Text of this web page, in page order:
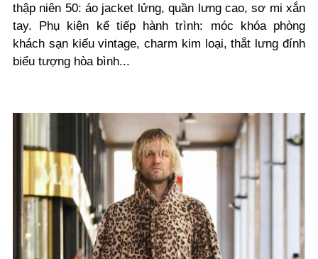
thập niên 50: áo jacket lửng, quần lưng cao, sơ mi xắn
tay. Phụ kiện kể tiếp hành trình: móc khóa phòng
khách sạn kiểu vintage, charm kim loại, thắt lưng đính
biểu tượng hòa bình...